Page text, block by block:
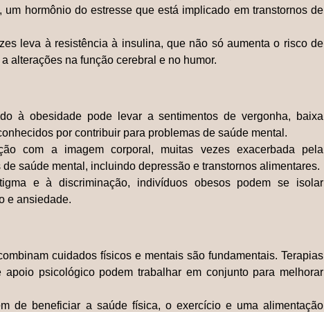
hormônio do estresse que está implicado em transtornos de
leva à resistência à insulina, que não só aumenta o risco de
alterações na função cerebral e no humor.
à obesidade pode levar a sentimentos de vergonha, baixa
por contribuir para problemas de saúde mental.
com a imagem corporal, muitas vezes exacerbada pela
saúde mental, incluindo depressão e transtornos alimentares.
e à discriminação, indivíduos obesos podem se isolar
e ansiedade.
cuidados físicos e mentais são fundamentais. Terapias
apoio psicológico podem trabalhar em conjunto para melhorar
de beneficiar a saúde física, o exercício e uma alimentação